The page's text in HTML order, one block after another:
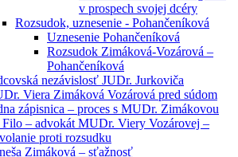
v prospech svojej dcéry
Rozsudok, uznesenie - Pohančeníková
Uznesenie Pohančeníková
Rozsudok Zimáková-Vozárová –
Pohančeníková
nezávislosť JUDr. Jurkoviča
Viera Zimáková Vozárová pred súdom
zápisnica – proces s MUDr. Zimákovou
– advokát MUDr. Viery Vozárovej –
proti rozsudku
Zimáková – sťažnosť